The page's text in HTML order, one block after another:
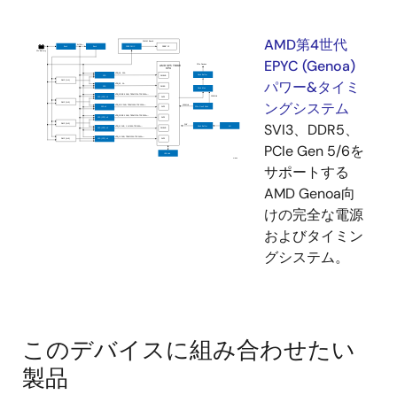
AMD第4世代
EPYC (Genoa)
パワー&タイミ
ングシステム
SVI3、DDR5、
PCIe Gen 5/6を
サポートする
AMD Genoa向
けの完全な電源
およびタイミン
グシステム。
このデバイスに組み合わせたい
製品